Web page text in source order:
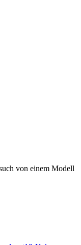
von einem Modell